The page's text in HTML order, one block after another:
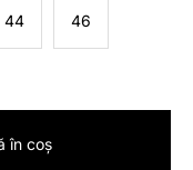
44 46
în coș